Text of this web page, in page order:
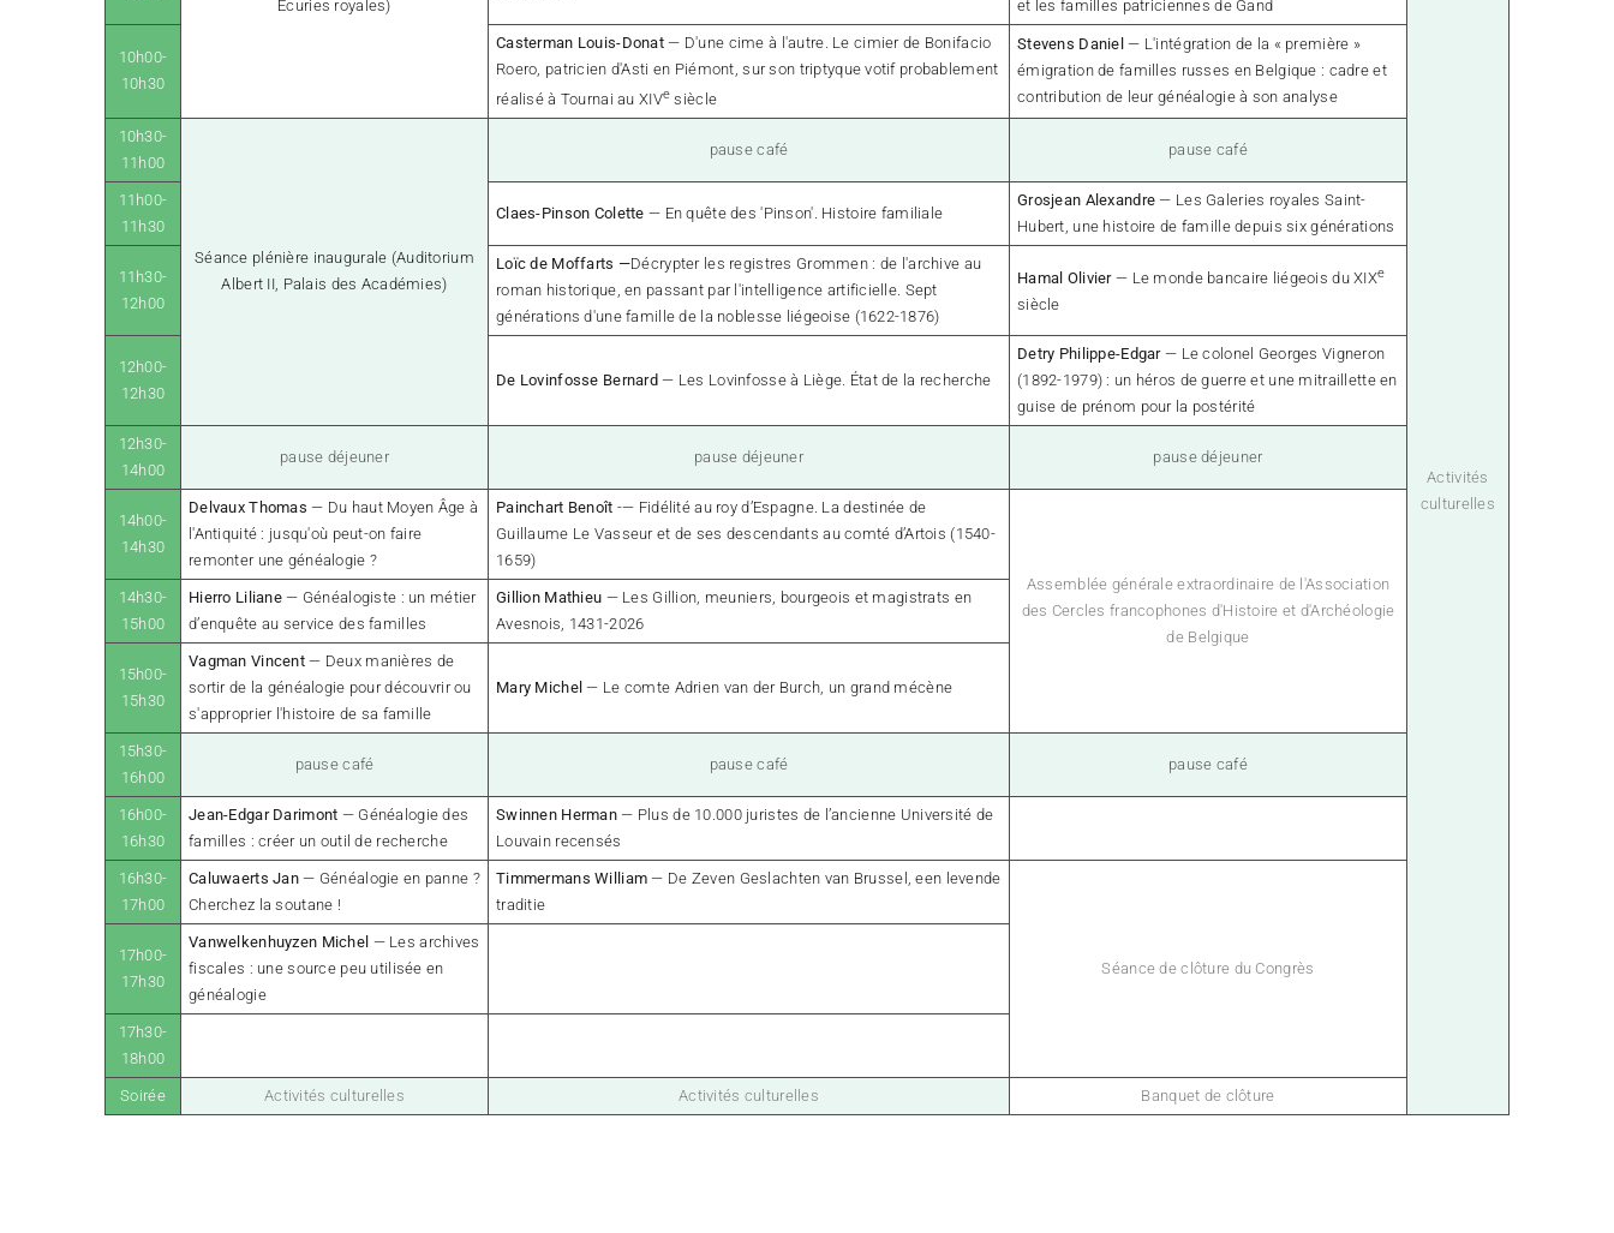
Écuries royales)
Activités
culturelles
et les familles patriciennes de Gand
10h00-
10h30
Casterman Louis-Donat— D'une cime à l'autre. Le cimier de Bonifacio
Roero, patricien d'Asti en Piémont, sur son triptyque votif probablement
réalisé à Tournai au XIVe siècle
Stevens Daniel— L'intégration de la « première »
émigration de familles russes en Belgique : cadre et
contribution de leur généalogie à son analyse
10h30-
11h00
Séance plénière inaugurale (Auditorium
Albert II, Palais des Académies)
pause café pause café
11h00-
11h30
Claes-Pinson Colette — En quête des 'Pinson'. Histoire familiale
Grosjean Alexandre— Les Galeries royales Saint-
Hubert, une histoire de famille depuis six générations
11h30-
12h00
Loïc de Moffarts —Décrypter les registres Grommen : de l'archive au
roman historique, en passant par l'intelligence artificielle. Sept
générations d'une famille de la noblesse liégeoise (1622-1876)
Hamal Olivier — Le monde bancaire liégeois du XIXe
siècle
12h00-
12h30
De Lovinfosse Bernard— Les Lovinfosse à Liège. État de la recherche
Detry Philippe-Edgar — Le colonel Georges Vigneron
(1892-1979) : un héros de guerre et une mitraillette en
guise de prénom pour la postérité
12h30-
14h00
pause déjeuner pause déjeuner pause déjeuner
14h00-
14h30
Delvaux Thomas— Du haut Moyen Âge à
l'Antiquité : jusqu'où peut-on faire
remonter une généalogie ?
Painchart Benoît -— Fidélité au roy d’Espagne. La destinée de
Guillaume Le Vasseur et de ses descendants au comté d’Artois (1540-
1659)
Assemblée générale extraordinaire de l'Association
des Cercles francophones d'Histoire et d'Archéologie
de Belgique
14h30-
15h00
Hierro Liliane— Généalogiste : un métier
d’enquête au service des familles
Gillion Mathieu — Les Gillion, meuniers, bourgeois et magistrats en
Avesnois, 1431-2026
15h00-
15h30
Vagman Vincent— Deux manières de
sortir de la généalogie pour découvrir ou
s'approprier l'histoire de sa famille
Mary Michel — Le comte Adrien van der Burch, un grand mécène
15h30-
16h00
pause café pause café pause café
16h00-
16h30
Jean-Edgar Darimont — Généalogie des
familles : créer un outil de recherche
Swinnen Herman— Plus de 10.000 juristes de l’ancienne Université de
Louvain recensés
16h30-
17h00
Caluwaerts Jan— Généalogie en panne ?
Cherchez la soutane !
Timmermans William — De Zeven Geslachten van Brussel, een levende
traditie
Séance de clôture du Congrès
17h00-
17h30
Vanwelkenhuyzen Michel — Les archives
fiscales : une source peu utilisée en
généalogie
17h30-
18h00
Soirée Activités culturelles Activités culturelles Banquet de clôture